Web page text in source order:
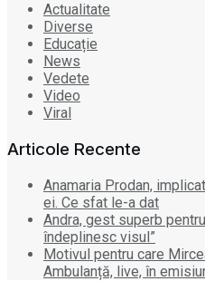
Actualitate
Diverse
Educație
News
Vedete
Video
Viral
Articole Recente
Anamaria Prodan,
ei. Ce sfat le-a dat
Andra, gest superb
îndeplinesc visul”
Motivul pentru care
Ambulanță, live, în